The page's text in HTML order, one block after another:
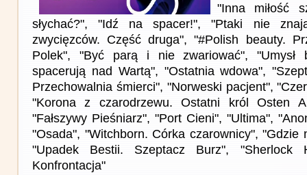
"Inna miłość
słychać?", "Idź na spacer!", "Ptaki nie
zwycięzców. Część druga", "#Polish beauty.
Polek", "Być parą i nie zwariować", "Umysł
spacerują nad Wartą", "Ostatnia wdowa",
Przechowalnia śmierci", "Norweski pacjent",
"Korona z czarodrzewu. Ostatni król Osten
"Fałszywy Pieśniarz", "Port Cieni", "Ultima",
"Osada", "Witchborn. Córka czarownicy", "Gdzie
"Upadek Bestii. Szeptacz Burz", "Sherlock
Konfrontacja"